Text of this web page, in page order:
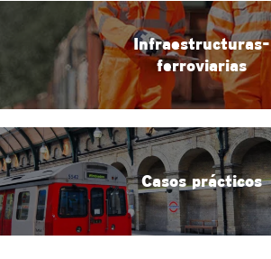
Infraestructuras-
ferroviarias
Casos prácticos